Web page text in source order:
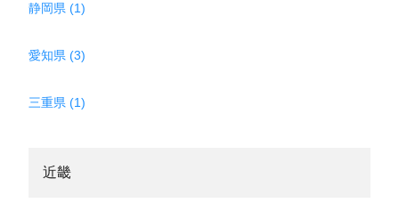
静岡県 (1)
愛知県 (3)
三重県 (1)
近畿